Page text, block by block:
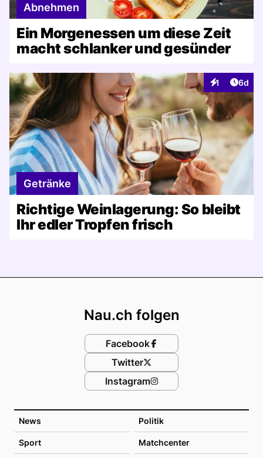
Abnehmen
Ein Morgenessen um diese Zeit
macht schlanker und gesünder
1
Interaktionen
6d
Getränke
Richtige Weinlagerung: So bleibt
Ihr edler Tropfen frisch
News Politik
Sport Matchcenter
Nau.ch folgen
Facebook
Twitter
Instagram